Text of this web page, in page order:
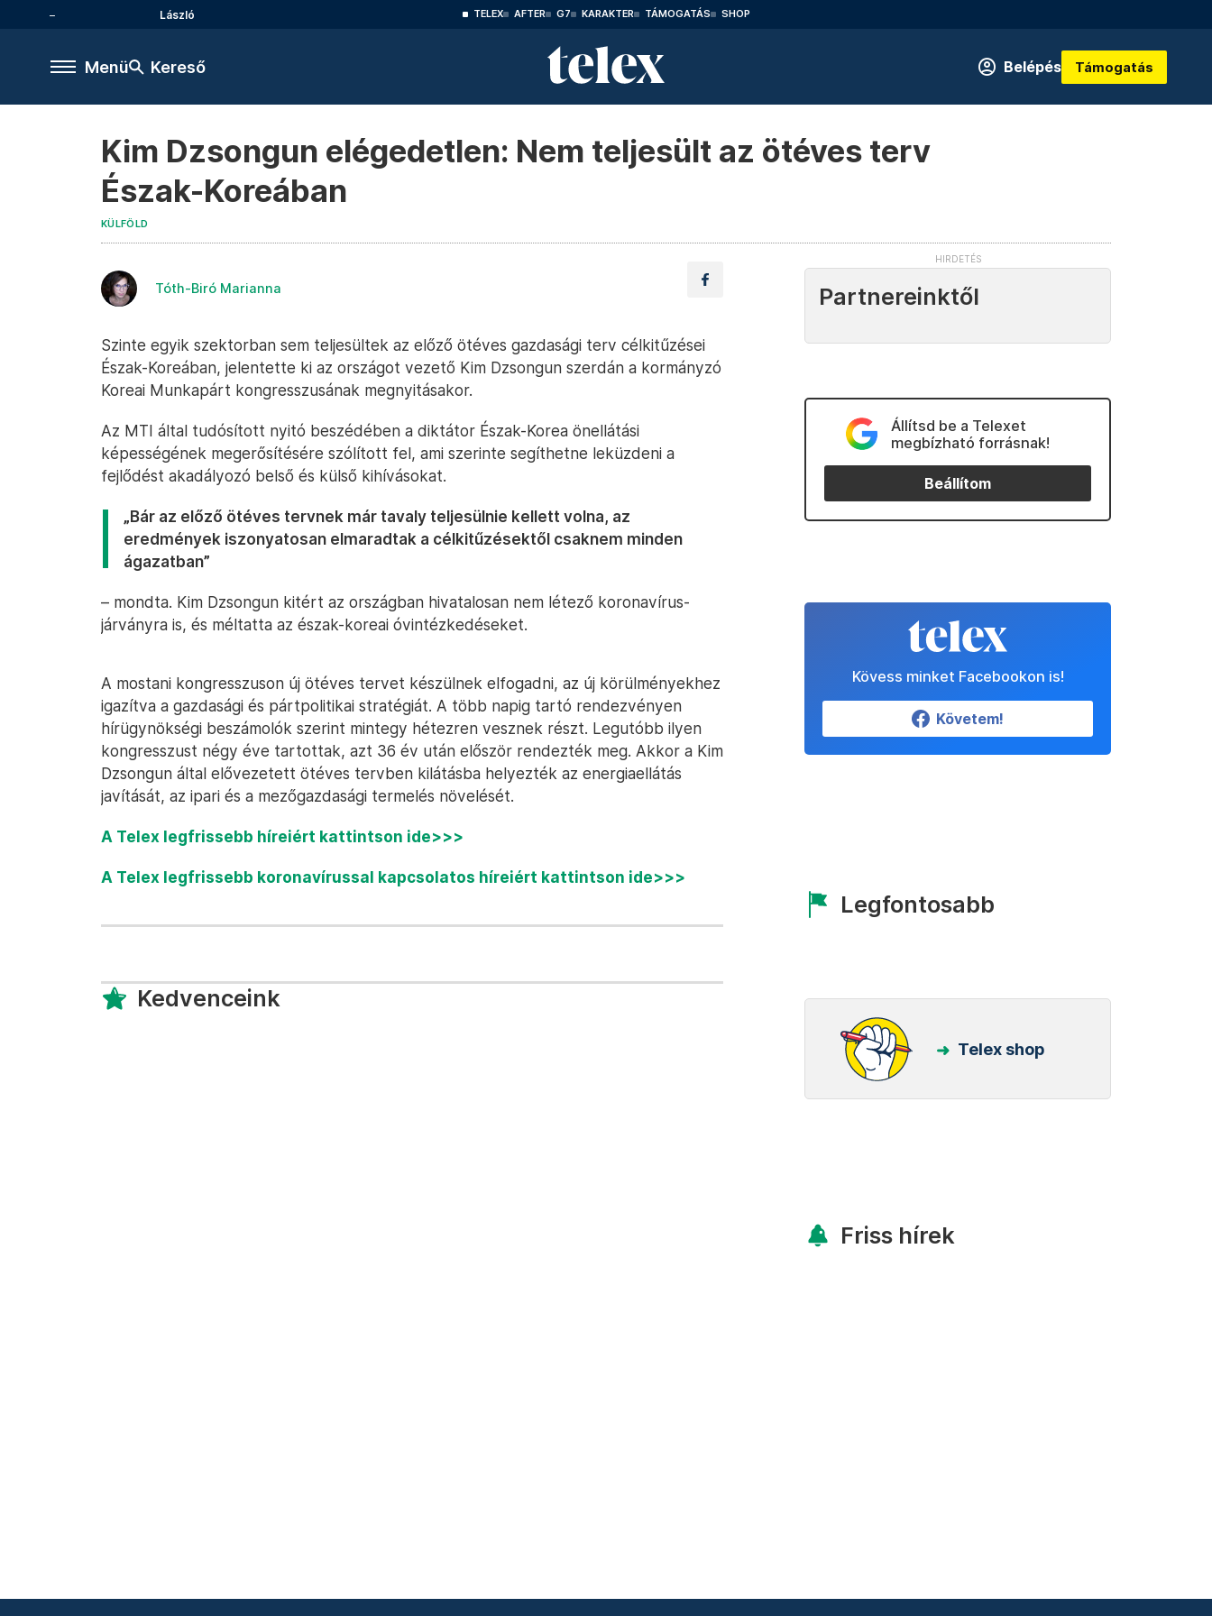
László TELEX AFTER G7 KARAKTER TÁMOGATÁS SHOP
Menü Kereső Belépés Támogatás
Kim Dzsongun elégedetlen: Nem teljesült az ötéves terv
Észak-Koreában
KÜLFÖLD
Tóth-Biró Marianna
Szinte egyik szektorban sem teljesültek az előző ötéves gazdasági terv célkitűzései
Észak-Koreában, jelentette ki az országot vezető Kim Dzsongun szerdán a kormányzó
Koreai Munkapárt kongresszusának megnyitásakor.
Az MTI által tudósított nyitó beszédében a diktátor Észak-Korea önellátási
képességének megerősítésére szólított fel, ami szerinte segíthetne leküzdeni a
fejlődést akadályozó belső és külső kihívásokat.
„Bár az előző ötéves tervnek már tavaly teljesülnie kellett volna, az
eredmények iszonyatosan elmaradtak a célkitűzésektől csaknem minden
ágazatban”
– mondta. Kim Dzsongun kitért az országban hivatalosan nem létező koronavírus-
járványra is, és méltatta az észak-koreai óvintézkedéseket.
A mostani kongresszuson új ötéves tervet készülnek elfogadni, az új körülményekhez
igazítva a gazdasági és pártpolitikai stratégiát. A több napig tartó rendezvényen
hírügynökségi beszámolók szerint mintegy hétezren vesznek részt. Legutóbb ilyen
kongresszust négy éve tartottak, azt 36 év után először rendezték meg. Akkor a Kim
Dzsongun által elővezetett ötéves tervben kilátásba helyezték az energiaellátás
javítását, az ipari és a mezőgazdasági termelés növelését.
A Telex legfrissebb híreiért kattintson ide>>>
A Telex legfrissebb koronavírussal kapcsolatos híreiért kattintson ide>>>
Kedvenceink
Partnereinktől
Állítsd be a Telexet
megbízható forrásnak!
Beállítom
Kövess minket Facebookon is!
Követem!
Legfontosabb
Telex shop
Friss hírek